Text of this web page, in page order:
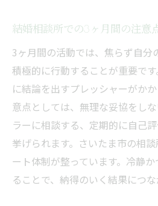
結婚相談所での3ヶ月間の注意
3ヶ月間の活動では、焦らず自分
積極的に行動することが重要で
に結論を出すプレッシャーがか
意点としては、無理な妥協をし
ラーに相談する、定期的に自己
挙げられます。さいたま市の相
ート体制が整っています。冷静
ることで、納得のいく結果につな